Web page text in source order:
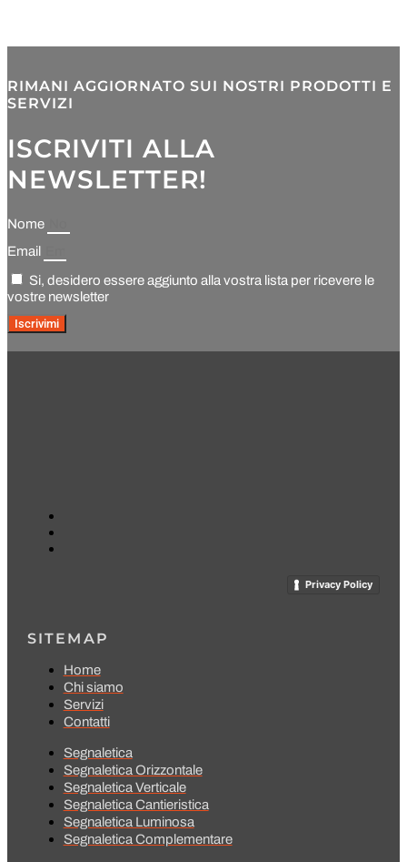
RIMANI AGGIORNATO SUI NOSTRI PRODOTTI E
SERVIZI
ISCRIVITI ALLA
NEWSLETTER!
Nome
Email
Si, desidero essere aggiunto alla vostra lista per ricevere le
vostre newsletter
Iscrivimi
Privacy Policy
SITEMAP
Home
Chi siamo
Servizi
Contatti
Segnaletica
Segnaletica Orizzontale
Segnaletica Verticale
Segnaletica Cantieristica
Segnaletica Luminosa
Segnaletica Complementare